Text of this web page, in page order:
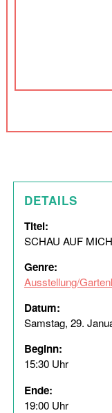
DETAILS
Titel:
SCHAU AUF
Genre:
Ausstellung/
Datum:
Samstag, 29.
Beginn:
15:30 Uhr
Ende:
19:00 Uhr